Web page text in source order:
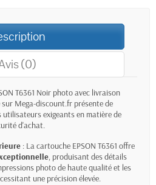
(0)
T6361 Noir photoavec livraison
Mega-discount.fr présente de
exigeants en matière de
d'achat.
: La cartouche EPSON T6361 offre
, produisant des détails
photo de haute qualité et les
une précision élevée.